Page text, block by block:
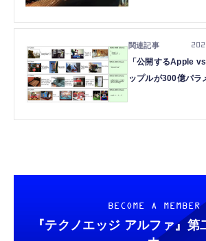
ウィークリー）
「公開するApple
ップルが300億パラ
BECOME A MEMBER
『テクノエッジ アルファ』 第